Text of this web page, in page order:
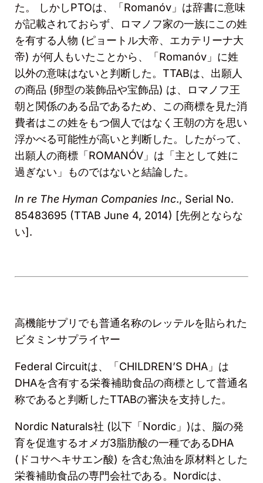
た。
しかしPTOは、「Romanóv 」は辞書に意味
が記載されておらず、ロマノフ家の一族にこの姓
を有する人物 (ピョートル大帝、エカテリーナ大
帝) が何人もいたことから、「Romanóv 」に姓
以外の意味はないと判断した。 TTABは、出願人
の商品 (卵型の装飾品や宝飾品) は、ロマノフ王
朝と関係のある品であるため、この商標を見た消
費者はこの姓をもつ個人ではなく王朝の方を思い
浮かべる可能性が高いと判断した。したがって、
出願人の商標「ROMANÓV 」は「主として姓に
過ぎない」ものではないと結論した。
In re The Hyman Companies Inc., Serial No.
85483695 (TTAB June 4, 2014) [先例とならな
い].
高機能サプリでも普通名称のレッテルを貼られた
ビタミンサプライヤー
Federal Circuitは、「CHILDREN’S DHA 」は
DHAを含有する栄養補助食品の商標として普通名
称であると判断したTTABの審決を支持した。
Nordic Naturals社 (以下「 Nordic 」 )は、脳の発
育を促進するオメガ3脂肪酸の一種であるDHA
( ドコサヘキサエン酸) を含む魚油を原材料とした
栄養補助食品の専門会社である。 Nordicは、